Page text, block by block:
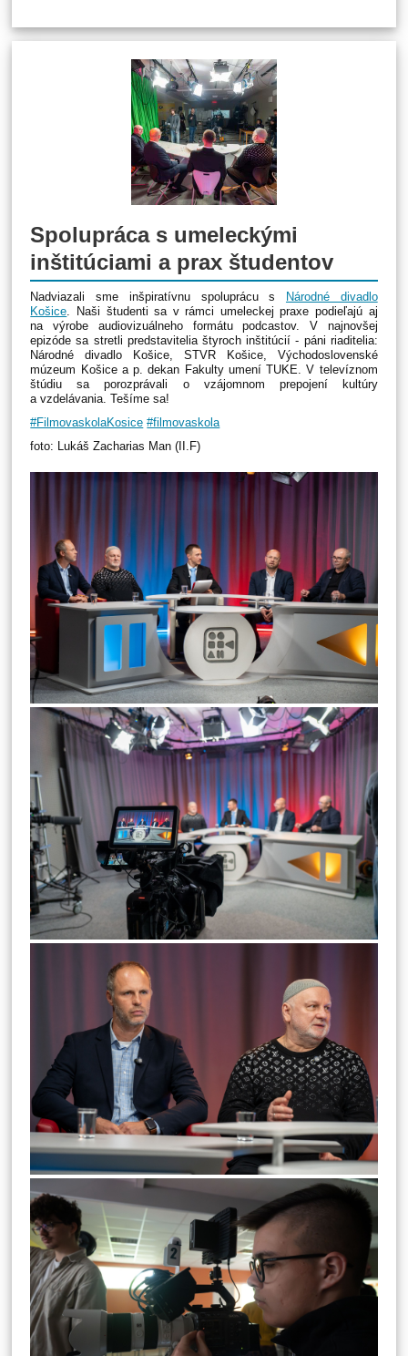
Spolupráca s umeleckými
inštitúciami a prax študentov
Nadviazali sme inšpiratívnu spoluprácu s
Národné divadlo
Košice. Naši študenti sa v rámci umeleckej praxe podieľajú aj
na výrobe audiovizuálneho formátu podcastov. V najnovšej
epizóde sa stretli predstavitelia štyroch inštitúcií - páni riaditelia:
Národné divadlo Košice, STVR Košice, Východoslovenské
múzeum Košice a p. dekan Fakulty umení TUKE. V televíznom
štúdiu sa porozprávali o vzájomnom prepojení kultúry
a vzdelávania. Tešíme sa!
#FilmovaskolaKosice #filmovaskola
foto: Lukáš Zacharias Man (II.F)